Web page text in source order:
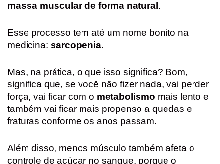
massa muscular de forma natural .
Esse processo tem até um nome bonito na
medicina: sarcopenia.
Mas, na prática, o que isso significa? Bom,
significa que, se você não fizer nada, vai perder
força, vai ficar com o metabolismo mais lento e
também vai ficar mais propenso a quedas e
fraturas conforme os anos passam.
Além disso, menos músculo também afeta o
controle de açúcar no sangue, porque o